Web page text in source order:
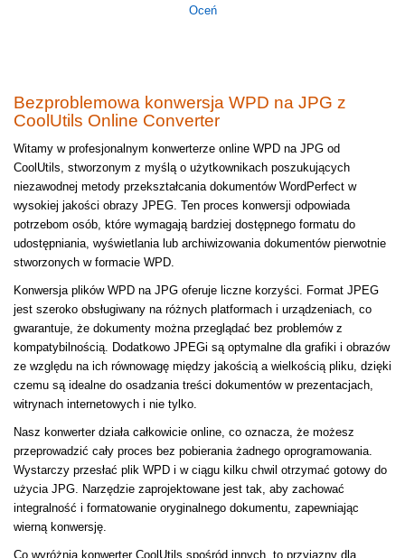
Oceń
Bezproblemowa konwersja WPD na JPG z
CoolUtils Online Converter
Witamy w profesjonalnym konwerterze online WPD na JPG od
CoolUtils, stworzonym z myślą o użytkownikach poszukujących
niezawodnej metody przekształcania dokumentów WordPerfect w
wysokiej jakości obrazy JPEG. Ten proces konwersji odpowiada
potrzebom osób, które wymagają bardziej dostępnego formatu do
udostępniania, wyświetlania lub archiwizowania dokumentów pierwotnie
stworzonych w formacie WPD.
Konwersja plików WPD na JPG oferuje liczne korzyści. Format JPEG
jest szeroko obsługiwany na różnych platformach i urządzeniach, co
gwarantuje, że dokumenty można przeglądać bez problemów z
kompatybilnością. Dodatkowo JPEGi są optymalne dla grafiki i obrazów
ze względu na ich równowagę między jakością a wielkością pliku, dzięki
czemu są idealne do osadzania treści dokumentów w prezentacjach,
witrynach internetowych i nie tylko.
Nasz konwerter działa całkowicie online, co oznacza, że możesz
przeprowadzić cały proces bez pobierania żadnego oprogramowania.
Wystarczy przesłać plik WPD i w ciągu kilku chwil otrzymać gotowy do
użycia JPG. Narzędzie zaprojektowane jest tak, aby zachować
integralność i formatowanie oryginalnego dokumentu, zapewniając
wierną konwersję.
Co wyróżnia konwerter CoolUtils spośród innych, to przyjazny dla